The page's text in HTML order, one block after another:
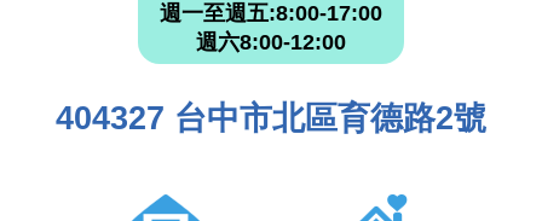
週一至週五:8:00-17:00
週六8:00-12:00
404327 台中市北區育德路2號